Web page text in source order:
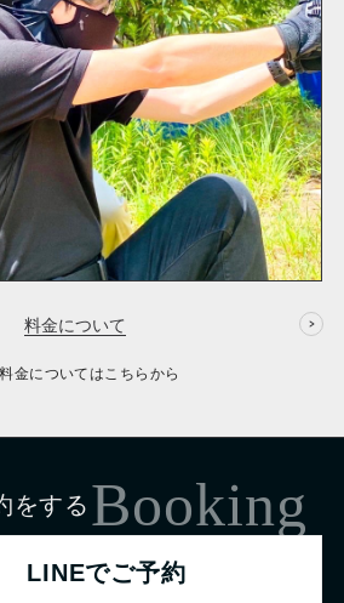
料金について
金についてはこちらから
Booking
をする
LINEでご予約